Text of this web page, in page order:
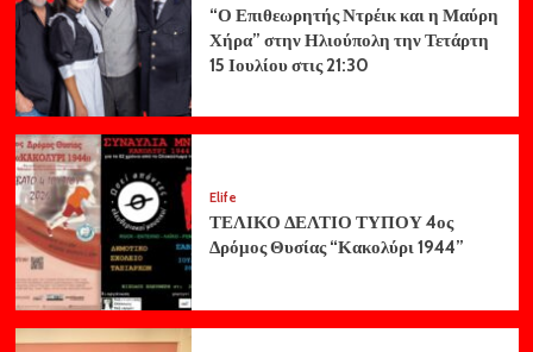
“Ο Επιθεωρητής Ντρέικ και η Μαύρη
Χήρα” στην Ηλιούπολη την Τετάρτη
15 Ιουλίου στις 21:30
Elife
ΤΕΛΙΚΟ ΔΕΛΤΙΟ ΤΥΠΟΥ 4ος
Δρόμος Θυσίας “Κακολύρι 1944”